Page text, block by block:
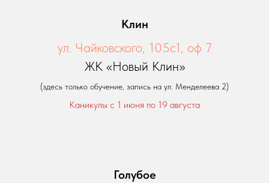
Клин
ул. Чайковского, 105с1, оф 7
ЖК «Новый Клин»
(здесь только обучение, запись на ул. Менделеева 2)
Каникулы с 1 июня по 19 августа
Голубое